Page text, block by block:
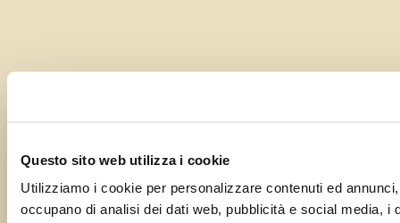
Questo sito web utilizza i cookie
Utilizziamo i cookie per personalizzare contenuti ed
occupano di analisi dei dati web, pubblicità e social media,